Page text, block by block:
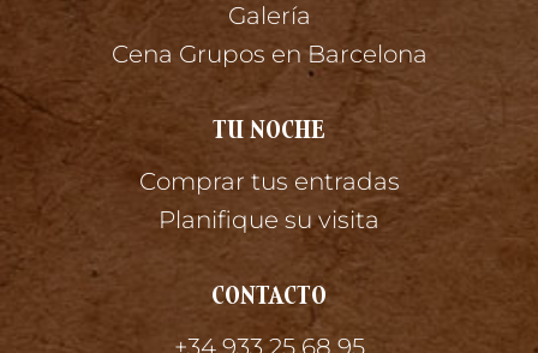
Galería
Cena Grupos en Barcelona
TU NOCHE
Comprar tus entradas
Planifique su visita
CONTACTO